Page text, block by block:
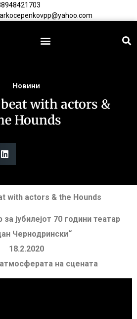
Новини
with actors &
Hounds
with actors & the Hounds
јубилејот 70 години театар
Чернодрински“
18.2.2020
на сцената